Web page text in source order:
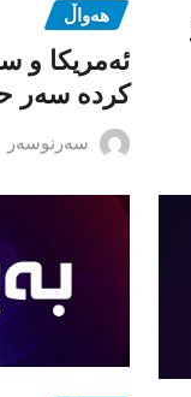
هەواڵ
ئەمریکا و
کردە سەر
سەرنوسەر